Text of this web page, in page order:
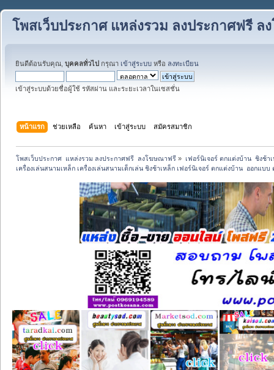
โพสเว็บประกาศ แหล่งรวม ลงประกาศฟรี
ยินดีต้อนรับคุณ, บุคคลทั่วไป กรุณา เข้าสู่ระบบ หรือ ลงทะเบียน
เข้าสู่ระบบด้วยชื่อผู้ใช้ รหัสผ่าน และระยะเวลาในเซสชั่น
หน้าแรก ช่วยเหลือ ค้นหา เข้าสู่ระบบ สมัครสมาชิก
โพสเว็บประกาศ  แหล่งรวม ลงประกาศฟรี  ลงโฆษณาฟรี » เฟอร์นิเจอร์ ตกแต่งบ้าน  ชิงช้า
เครื่องเล่นสนามเหล็ก เครื่องเล่นสนามเด็กเล่น ชิงช้าเหล็ก เฟอร์นิเจอร์ ตกแต่งบ้าน  ออกแบ